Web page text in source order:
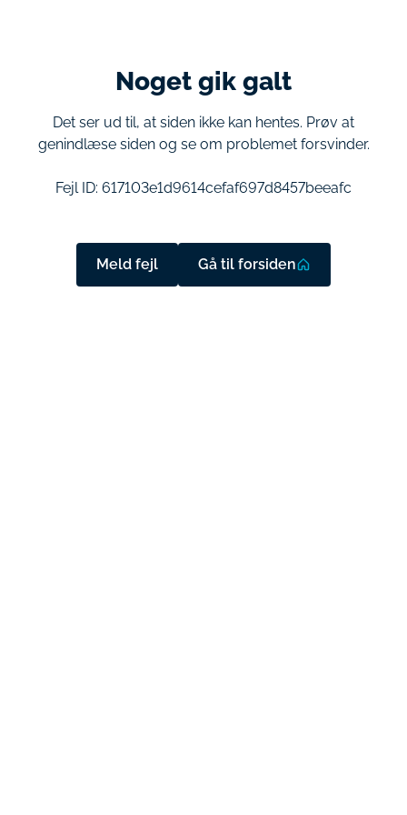
Noget gik galt
Det ser ud til, at siden ikke kan hentes. Prøv at
genindlæse siden og se om problemet forsvinder.
Fejl ID: 617103e1d9614cefaf697d8457beeafc
Meld fejl Gå til forsiden